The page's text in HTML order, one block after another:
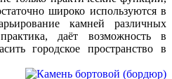
широко используются в
камней различных
даёт возможность в
городское пространство в